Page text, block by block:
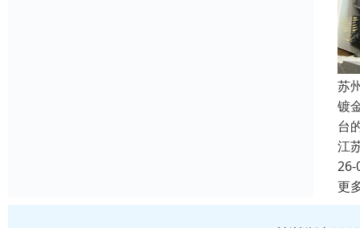
苏
镀
台
江
26-
更